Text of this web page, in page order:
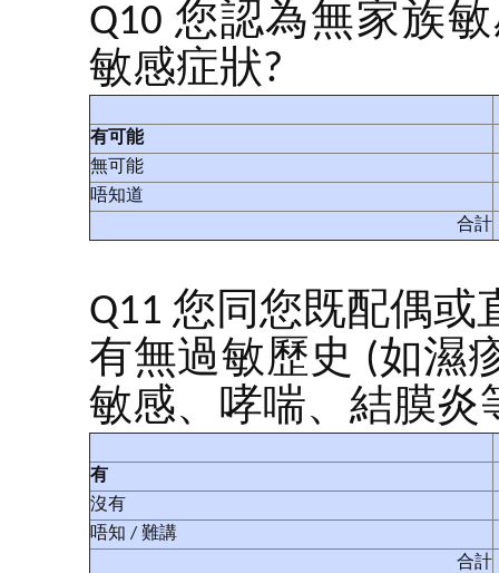
Q10 您認為無家族
敏感症狀?
有可能
無可能
唔知道
合計
Q11 您同您既配偶
有無過敏歷史 (如濕
敏感、哮喘、結膜炎
有
沒有
唔知 / 難講
合計